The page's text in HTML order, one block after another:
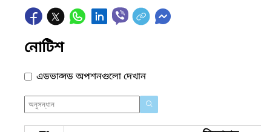
নোটিশ
এডভান্সড অপশনগুলো দেখান